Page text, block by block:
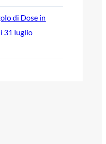
di Dose in
31 luglio